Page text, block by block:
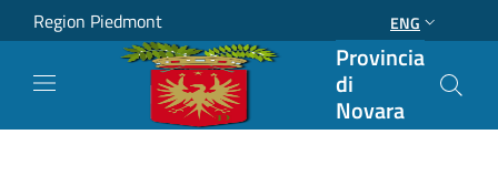
Salta al contenuto principale
Region Piedmont ENG
Provincia
di
Novara